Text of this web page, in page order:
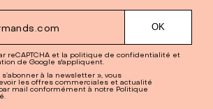
reCAPTCHA et la politique de confidentialité et
de Google s'appliquent.
à la newsletter », vous
les offres commerciales et actualité
mail conformément à notre Politique